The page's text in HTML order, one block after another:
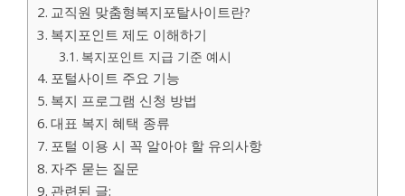
교직원 맞춤형복지포탈사이트란?
복지포인트 제도 이해하기
복지포인트 지급 기준 예시
포털사이트 주요 기능
복지 프로그램 신청 방법
대표 복지 혜택 종류
포털 이용 시 꼭 알아야 할 유의사항
자주 묻는 질문
관련된 글: